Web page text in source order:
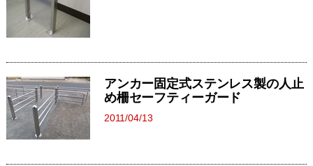
アンカー固定式ステンレス製の人止
め柵セーフティーガード
2011/04/13